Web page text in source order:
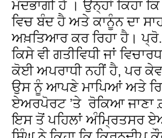
ਮੰਦਭਾਗੀ ਹੈ । ਉਨ੍ਹਾਂ ਕਿਹਾ
ਵਿਚ ਬੰਦ ਹੈ ਅਤੇ ਕਾਨੂੰਨ ਦਾ
ਅਖ਼ਤਿਆਰ ਕਰ ਰਿਹਾ ਹੈ। ਪ੍ਰੋ.
ਕਿਸੇ ਵੀ ਗਤੀਵਿਧੀ ਜਾਂ
ਕੋਈ ਅਪਰਾਧੀ ਨਹੀਂ ਹੈ, ਪਰ
ਉਸ ਨੂੰ ਆਪਣੇ ਮਾਪਿਆਂ ਅਤੇ
ਏਅਰਪੋਰਟ ’ਤੇ ਰੋਕਿਆ ਜਾਣਾ
ਇਸ ਤੋਂ ਪਹਿਲਾਂ ਅੰਮ੍ਰਿਤਸਰ